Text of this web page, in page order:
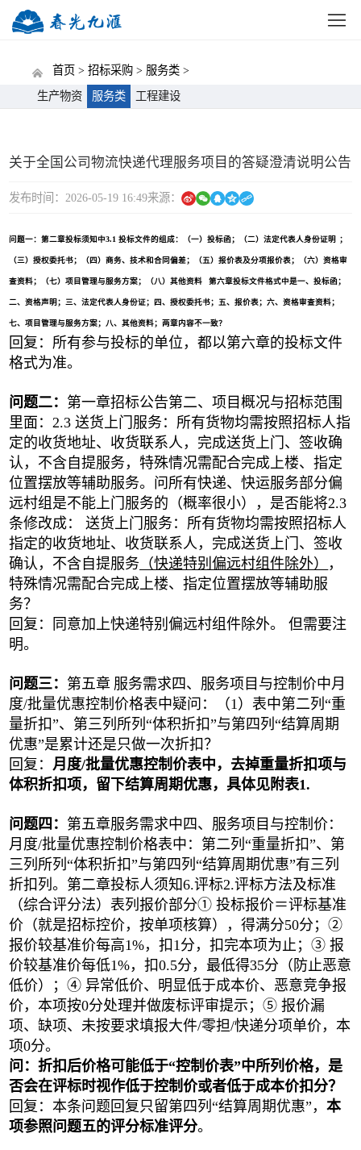
首页 > 招标采购 > 服务类 >
生产物资
服务类 工程建设
关于全国公司物流快递代理服务项目的答疑澄清说明公告
发布时间：2026-05-19 16:49来源：
问题一：第二章投标须知中3.1 投标文件的组成： （一）投标函； （二）法定代表人身份证明 ；
（三）授权委托书； （四）商务、技术和合同偏差； （五）报价表及分项报价表； （六）资格审
查资料； （七）项目管理与服务方案； （八）其他资料 第六章投标文件格式中是一、投标函；
二、资格声明；三、法定代表人身份证；四、授权委托书；五、报价表；六、资格审查资料；
七、项目管理与服务方案；八、其他资料；两章内容不一致？
回复：所有参与投标的单位，都以第六章的投标文件
格式为准。
问题二： 第一章招标公告第二、项目概况与招标范围
里面：2.3 送货上门服务：所有货物均需按照招标人指
定的收货地址、收货联系人，完成送货上门、签收确
认，不含自提服务，特殊情况需配合完成上楼、指定
位置摆放等辅助服务。问所有快递、快运服务部分偏
远村组是不能上门服务的（概率很小），是否能将2.3
条修改成： 送货上门服务：所有货物均需按照招标人
指定的收货地址、收货联系人，完成送货上门、签收
确认，不含自提服务 （快递特别偏远村组件除外）
，
特殊情况需配合完成上楼、指定位置摆放等辅助服
务？
回复：同意加上快递特别偏远村组件除外。
但需要注
明。
问题三： 第五章 服务需求四、服务项目与控制价中月
度/批量优惠控制价格表中疑问：（1）表中第二列“重
量折扣”、第三列所列“体积折扣”与第四列“结算周期
优惠”是累计还是只做一次折扣？
回复：月度/批量优惠控制价表中，去掉重量折扣项与
体积折扣项，留下结算周期优惠，具体见附表1.
问题四： 第五章服务需求中四、服务项目与控制价：
月度/批量优惠控制价格表中：第二列“重量折扣”、第
三列所列“体积折扣”与第四列“结算周期优惠”有三列
折扣列。第二章投标人须知6.评标2.评标方法及标准
（综合评分法）表列报价部分① 投标报价＝评标基准
价（就是招标控价，按单项核算），得满分50分；②
报价较基准价每高1%，扣1分，扣完本项为止；③ 报
价较基准价每低1%，扣0.5分，最低得35分（防止恶意
低价）；④ 异常低价、明显低于成本价、恶意竞争报
价，本项按0分处理并做废标评审提示；⑤ 报价漏
项、缺项、未按要求填报大件/零担/快递分项单价，本
项0分。
问：折扣后价格可能低于“控制价表”中所列价格，是
否会在评标时视作低于控制价或者低于成本价扣分？
回复：本条问题回复只留第四列“结算周期优惠” ，本
项参照问题五的评分标准评分。